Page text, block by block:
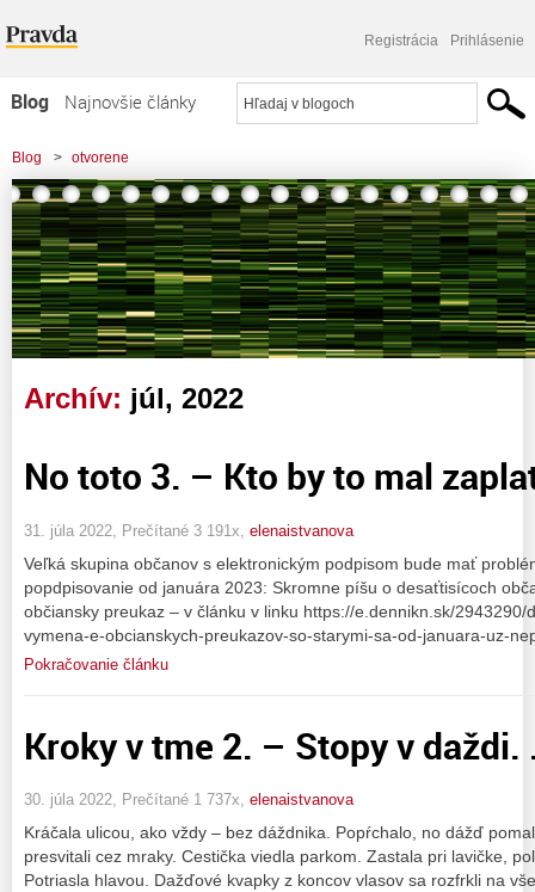
Registrácia Prihlásenie
Blog
Najnovšie články
Najčítanejšie články
Najkomentovanejšie články
Zoznam blogov
Komerčné blogy
Blog > otvorene
Archív: júl, 2022
No toto 3. – Kto by to mal
31. júla 2022, Prečítané 3 191x, elenaistvanova
Veľká skupina občanov s elektronickým podpisom bude mať
popdpisovanie od januára 2023: Skromne píšu o desaťtisícoch
občiansky preukaz – v článku v linku https://e.dennikn.sk/
vymena-e-obcianskych-preukazov-so-starymi-sa-od-januara-uz-
Pokračovanie článku
Kroky v tme 2. – Stopy v daždi.
30. júla 2022, Prečítané 1 737x, elenaistvanova
Kráčala ulicou, ako vždy – bez dáždnika. Popŕchalo, no dážď
presvitali cez mraky. Cestička viedla parkom. Zastala pri lavičke,
Potriasla hlavou. Dažďové kvapky z koncov vlasov sa rozfrkli na